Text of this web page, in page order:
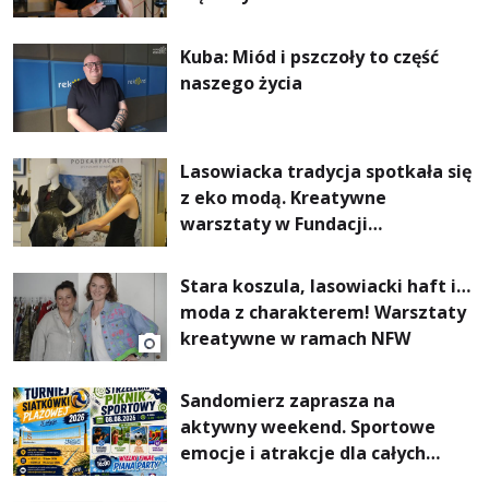
Kuba: Miód i pszczoły to część
naszego życia
Lasowiacka tradycja spotkała się
z eko modą. Kreatywne
warsztaty w Fundacji
Stara koszula, lasowiacki haft i…
moda z charakterem! Warsztaty
kreatywne w ramach NFW
Sandomierz zaprasza na
aktywny weekend. Sportowe
emocje i atrakcje dla całych